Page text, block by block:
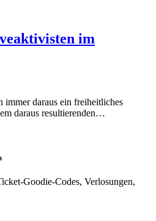
im
immer daraus ein freiheitliches
daraus resultierenden…
Goodie-Codes, Verlosungen,